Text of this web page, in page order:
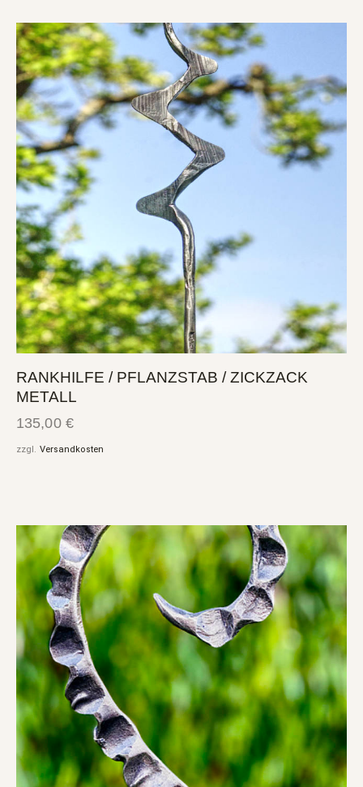
RANKHILFE / PFLANZSTAB / ZICKZACK
METALL
135,00 €
zzgl. Versandkosten